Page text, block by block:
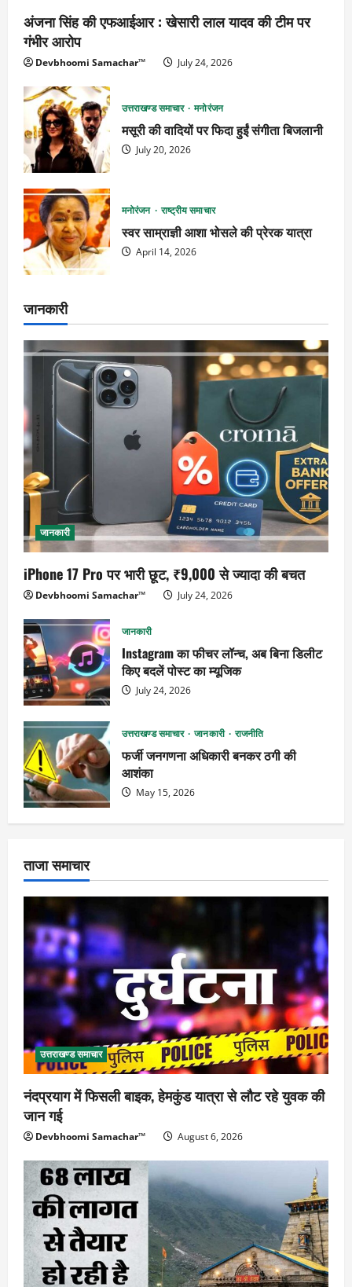
अंजना सिंह की एफआईआर : खेसारी लाल यादव की टीम पर
गंभीर आरोप
Devbhoomi Samachar™ July 24, 2026
उत्तराखण्ड समाचार मनोरंजन
मसूरी की वादियों पर फिदा हुईं संगीता बिजलानी
July 20, 2026
मनोरंजन राष्ट्रीय समाचार
स्वर साम्राज्ञी आशा भोसले की प्रेरक यात्रा
April 14, 2026
जानकारी
जानकारी
iPhone 17 Pro पर भारी छूट, ₹9,000 से ज्यादा की बचत
Devbhoomi Samachar™ July 24, 2026
जानकारी
Instagram का फीचर लॉन्च, अब बिना डिलीट
किए बदलें पोस्ट का म्यूजिक
July 24, 2026
उत्तराखण्ड समाचार जानकारी राजनीति
फर्जी जनगणना अधिकारी बनकर ठगी की
आशंका
May 15, 2026
ताजा समाचार
उत्तराखण्ड समाचार
नंदप्रयाग में फिसली बाइक, हेमकुंड यात्रा से लौट रहे युवक की
जान गई
Devbhoomi Samachar™ August 6, 2026